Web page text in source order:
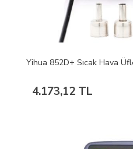
Yihua 852D+ Sıcak Hava
4.173,12 TL